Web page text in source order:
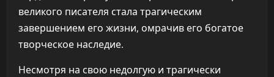
великого писателя стала трагическим
завершением его жизни, омрачив его богатое
творческое наследие.
Несмотря на свою недолгую и трагически